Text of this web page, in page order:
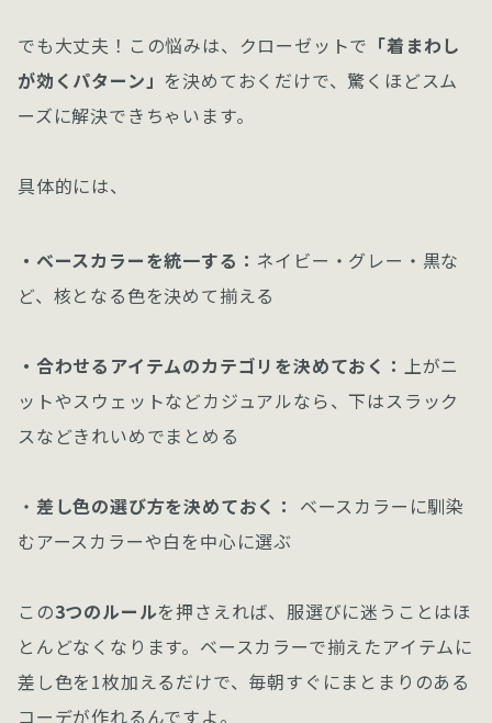
でも大丈夫！この悩みは、クローゼットで 「着まわし
が効くパターン」 を決めておくだけで、驚くほどスム
ーズに解決できちゃいます。
具体的には、
・ベースカラーを統一する： ネイビー・グレー・黒な
ど、核となる色を決めて揃える
・合わせるアイテムのカテゴリを決めておく： 上がニ
ットやスウェットなどカジュアルなら、下はスラック
スなどきれいめでまとめる
・ 差し色の選び方を決めておく： ベースカラーに馴染
むアースカラーや白を中心に選ぶ
この3つのルールを押さえれば、服選びに迷うことはほ
とんどなくなります。ベースカラーで揃えたアイテムに
差し色を1枚加えるだけで、毎朝すぐにまとまりのある
コーデが作れるんですよ。